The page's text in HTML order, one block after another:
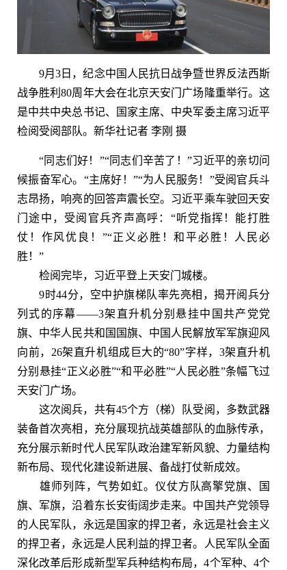
9月3日，纪念中国人民抗日战争暨世界反法西斯
战争胜利80周年大会在北京天安门广场隆重举行。这
是中共中央总书记、国家主席、中央军委主席习近平
检阅受阅部队。新华社记者 李刚 摄
“同志们好！”“同志们辛苦了！”习近平的亲切问
候振奋军心。“主席好！”“为人民服务！”受阅官兵斗
志昂扬，响亮的回答声震长空。习近平乘车驶回天安
门途中，受阅官兵齐声高呼：“听党指挥！能打胜
仗！作风优良！”“正义必胜！和平必胜！人民必
胜！”
检阅完毕，习近平登上天安门城楼。
9时44分，空中护旗梯队率先亮相，揭开阅兵分
列式的序幕——3架直升机分别悬挂中国共产党党
旗、中华人民共和国国旗、中国人民解放军军旗迎风
向前，26架直升机组成巨大的“80”字样，3架直升机
分别悬挂“正义必胜”“和平必胜”“人民必胜”条幅飞过
天安门广场。
这次阅兵，共有45个方（梯）队受阅，多数武器
装备首次亮相，充分展现抗战英雄部队的血脉传承，
充分展示新时代人民军队政治建军新风貌、力量结构
新布局、现代化建设新进展、备战打仗新成效。
雄师列阵，气势如虹。仪仗方队高擎党旗、国
旗、军旗，沿着东长安街阔步走来。中国共产党领导
的人民军队，永远是国家的捍卫者，永远是社会主义
的捍卫者，永远是人民利益的捍卫者。人民军队全面
深化改革后形成新型军兵种结构布局，4个军种、4个